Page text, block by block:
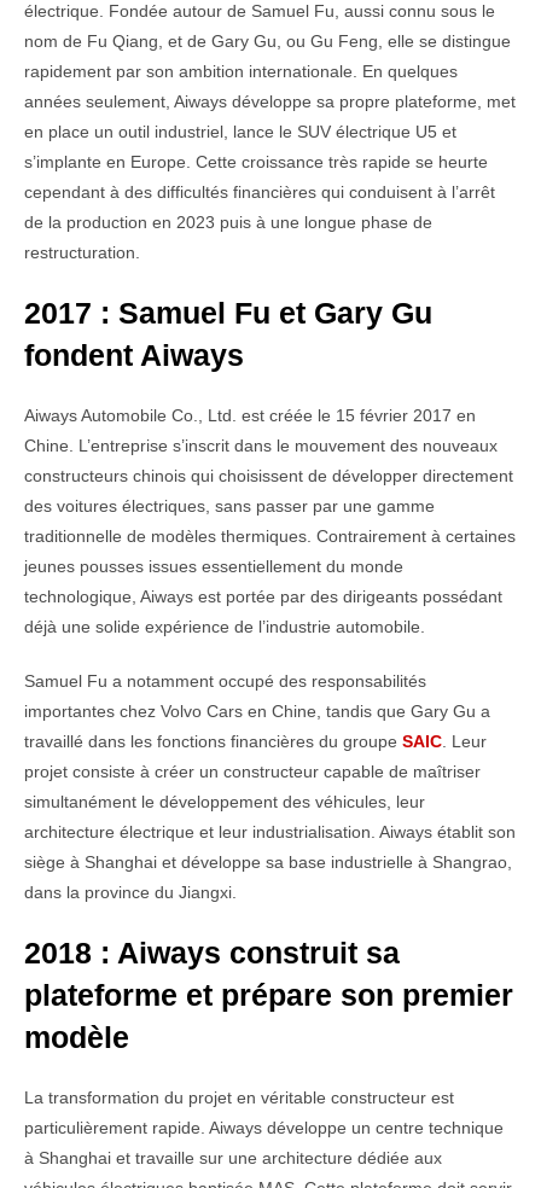
électrique. Fondée autour de Samuel Fu, aussi connu sous le
nom de Fu Qiang, et de Gary Gu, ou Gu Feng, elle se distingue
rapidement par son ambition internationale. En quelques
années seulement, Aiways développe sa propre plateforme, met
en place un outil industriel, lance le SUV électrique U5 et
s’implante en Europe. Cette croissance très rapide se heurte
cependant à des difficultés financières qui conduisent à l’arrêt
de la production en 2023 puis à une longue phase de
restructuration.
2017 : Samuel Fu et Gary Gu
fondent Aiways
Aiways Automobile Co., Ltd. est créée le 15 février 2017 en
Chine. L’entreprise s’inscrit dans le mouvement des nouveaux
constructeurs chinois qui choisissent de développer directement
des voitures électriques, sans passer par une gamme
traditionnelle de modèles thermiques. Contrairement à certaines
jeunes pousses issues essentiellement du monde
technologique, Aiways est portée par des dirigeants possédant
déjà une solide expérience de l’industrie automobile.
Samuel Fu a notamment occupé des responsabilités
importantes chez Volvo Cars en Chine, tandis que Gary Gu a
travaillé dans les fonctions financières du groupe SAIC. Leur
projet consiste à créer un constructeur capable de maîtriser
simultanément le développement des véhicules, leur
architecture électrique et leur industrialisation. Aiways établit son
siège à Shanghai et développe sa base industrielle à Shangrao,
dans la province du Jiangxi.
2018 : Aiways construit sa
plateforme et prépare son premier
modèle
La transformation du projet en véritable constructeur est
particulièrement rapide. Aiways développe un centre technique
à Shanghai et travaille sur une architecture dédiée aux